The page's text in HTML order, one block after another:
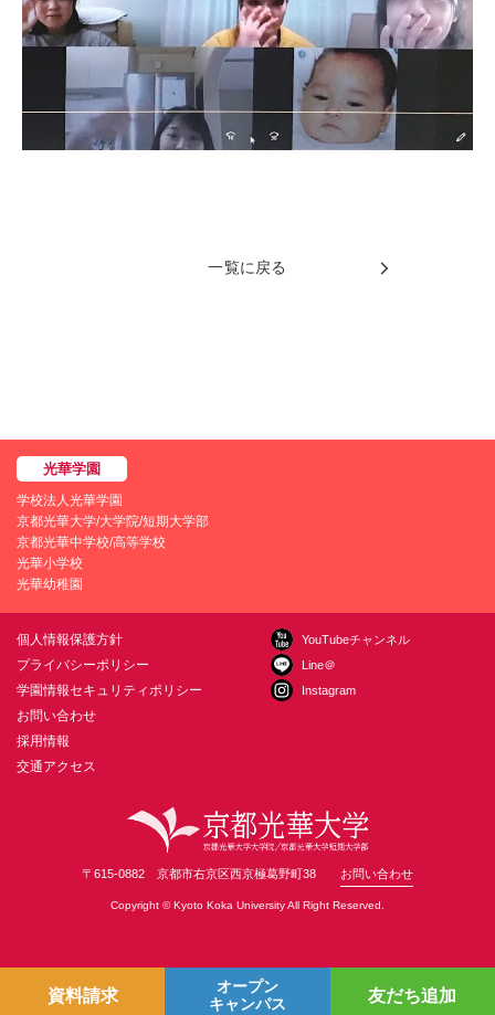
一覧に戻る
学校法人光華学園
京都光華大学/大学院/短期大学部
京都光華中学校/高等学校
光華小学校
光華幼稚園
個人情報保護方針
プライバシーポリシー
学園情報セキュリティポリシー
お問い合わせ
採用情報
交通アクセス
YouTubeチャンネル
Line＠
Instagram
〒615-0882 京都市右京区西京極葛野町38 お問い合わせ
Copyright © Kyoto Koka University All Right Reserved.
資料請求
オープン
キャンパス
友だち追加